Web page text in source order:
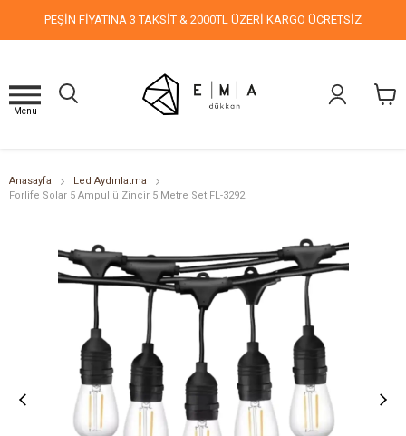
PEŞİN FİYATINA 3 TAKSİT & 2000TL ÜZERİ KARGO ÜCRETSİZ
Menu
Anasayfa
Led Aydınlatma
Forlife Solar 5 Ampullü Zincir 5 Metre Set FL-3292